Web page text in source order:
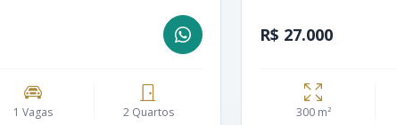
1 Vagas 2 Quartos
R$ 27.000
300 m²